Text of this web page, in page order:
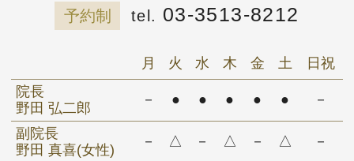
予約制 03-3513-8212
月 火 水 木 金 土
日祝
院長
野田 弘二郎
－ ● ● ● ● ● －
副院長
野田 真喜(女性)
－ △ － △ － △ －